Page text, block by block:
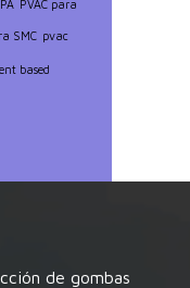
PVAC para
SMC pvac
based
de gombas